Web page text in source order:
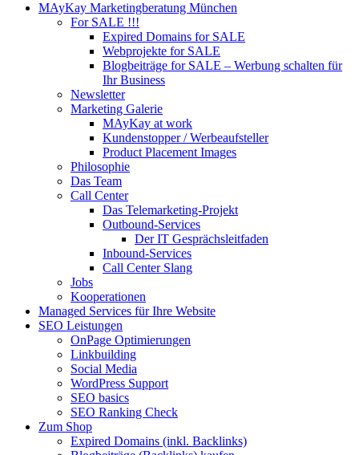
MAyKay Marketingberatung München
For SALE !!!
Expired Domains for SALE
Webprojekte for SALE
Blogbeiträge for SALE – Werbung schalten für
Ihr Business
Newsletter
Marketing Galerie
MAyKay at work
Kundenstopper / Werbeaufsteller
Product Placement Images
Philosophie
Das Team
Call Center
Das Telemarketing-Projekt
Outbound-Services
Der IT Gesprächsleitfaden
Inbound-Services
Call Center Slang
Jobs
Kooperationen
Managed Services für Ihre Website
SEO Leistungen
OnPage Optimierungen
Linkbuilding
Social Media
WordPress Support
SEO basics
SEO Ranking Check
Zum Shop
Expired Domains (inkl. Backlinks)